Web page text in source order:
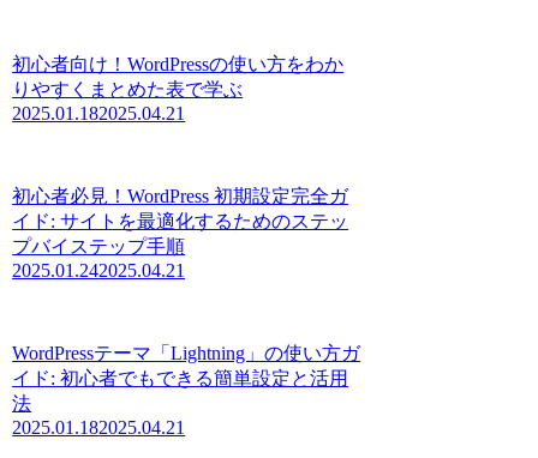
初心者向け！WordPressの使い方をわか
りやすくまとめた表で学ぶ
2025.01.182025.04.21
初心者必見！WordPress 初期設定完全ガ
イド: サイトを最適化するためのステッ
プバイステップ手順
2025.01.242025.04.21
WordPressテーマ「Lightning」の使い方ガ
イド: 初心者でもできる簡単設定と活用
法
2025.01.182025.04.21